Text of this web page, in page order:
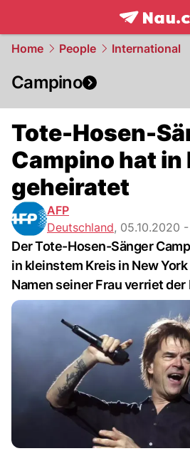
frontpage.
Home People International
Campino
Tote-Hosen-
Campino hat in
geheiratet
AFP
Deutschland, 05.10.2020
Der Tote-Hosen-Sänger
in kleinstem Kreis in New
Namen seiner Frau verriet